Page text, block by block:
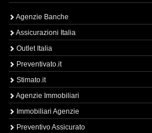
Agenzie Banche
Assicurazioni Italia
Outlet Italia
Preventivato.it
Stimato.it
Agenzie Immobiliari
Immobiliari Agenzie
Preventivo Assicurato